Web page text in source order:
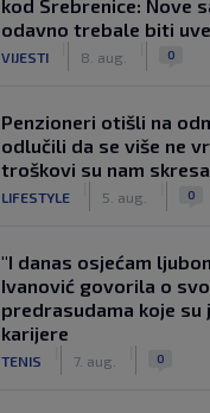
kod Srebrenice: Nove
odavno trebale biti
VIJESTI 8. aug. 0
Penzioneri otišli na
odlučili da se više ne
troškovi su nam
LIFESTYLE 5. aug. 0
"I danas osjećam
Ivanović govorila o
predrasudama koje
karijere
TENIS 7. aug. 0